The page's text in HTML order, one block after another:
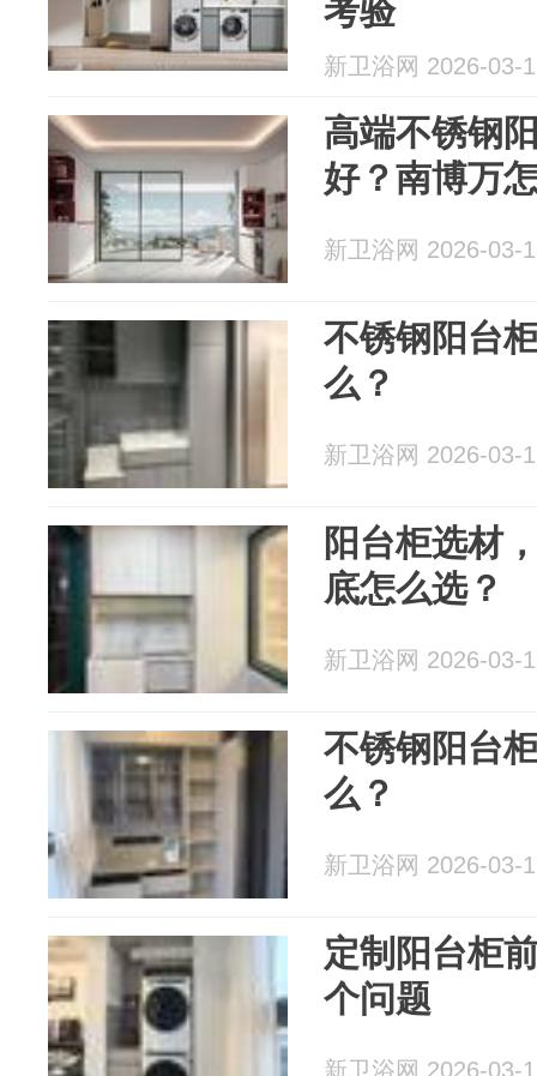
考验
新卫浴网 2026-03-
高端不锈钢
好？南博万
新卫浴网 2026-03-
不锈钢阳台
么？
新卫浴网 2026-03-
阳台柜选材
底怎么选？
新卫浴网 2026-03-
不锈钢阳台
么？
新卫浴网 2026-03-
定制阳台柜
个问题
新卫浴网 2026-03-